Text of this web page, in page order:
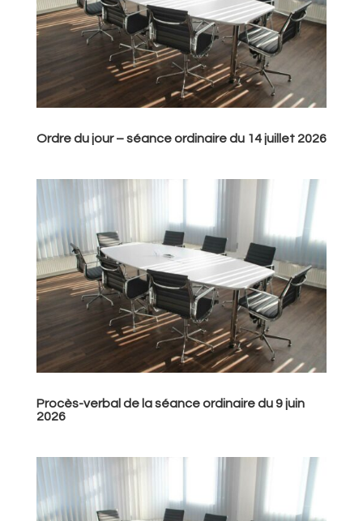
Ordre du jour – séance ordinaire du 14 juillet 2026
Procès-verbal de la séance ordinaire du 9 juin
2026